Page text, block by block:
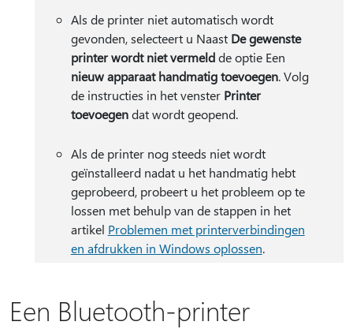
Als de printer niet automatisch wordt
gevonden, selecteert u Naast De gewenste
printer wordt niet vermeldde optie Een
nieuw apparaat handmatig toevoegen. Volg
de instructies in het venster Printer
toevoegendat wordt geopend.
Als de printer nog steeds niet wordt
geïnstalleerd nadat u het handmatig hebt
geprobeerd, probeert u het probleem op te
lossen met behulp van de stappen in het
artikel Problemen met printerverbindingen
en afdrukken in Windows oplossen.
Een Bluetooth-printer